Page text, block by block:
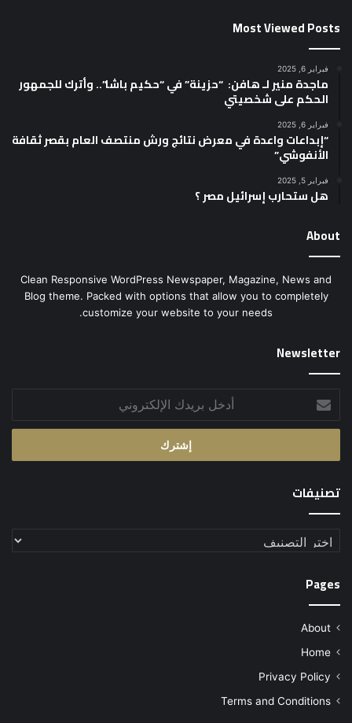
Most Viewed Posts
فبراير 6, 2025
ماجدة منير لـ هافن: “حزينة” في “حكيم باشا”.. وأترك للجمهور
الحكم على شخصيتي
فبراير 6, 2025
“إبداعات واعدة في معرض نتائج ورش منتصف العام بقصر ثقافة
الأنفوشي”
فبراير 5, 2025
هل ستحارب إسرائيل مصر ؟
About
Clean Responsive WordPress Newspaper, Magazine, News and
Blog theme. Packed with options that allow you to completely
customize your website to your needs.
Newsletter
بريدك
الإلكتروني
تصنيفات
تصنيفات
Pages
About
Home
Privacy Policy
Terms and Conditions